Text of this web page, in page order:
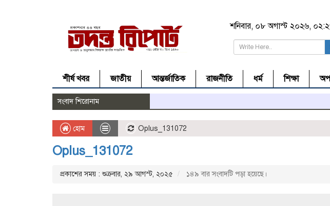
শনিবার, ০৮ অগাস্ট ২০২৬,
শীর্ষ খবর জাতীয় আন্তর্জাতিক রাজনীতি ধর্ম শিক্ষা
সংবাদ শিরোনাম
হোম Oplus_131072
Oplus_131072
প্রকাশের সময় : শুক্রবার, ২৯ আগস্ট, ২০২৫ ১৪৯ বার সংবাদটি পড়া হয়েছে।